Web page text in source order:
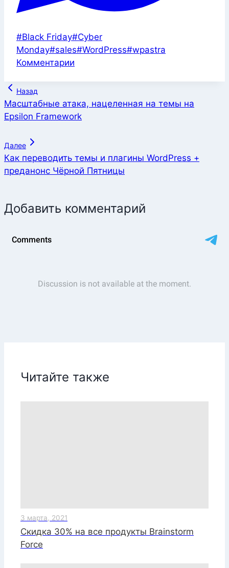
Метки
записи:
#Black Friday#Cyber
Monday#sales#WordPress#wpastra
Комментарии
Навигация
по
записям
Назад
Масштабные атака, нацеленная на темы на
Epsilon Framework
Далее
Как переводить темы и плагины WordPress +
преданонс Чёрной Пятницы
Добавить комментарий
Читайте также
3 марта, 2021
Скидка 30% на все продукты Brainstorm
Force